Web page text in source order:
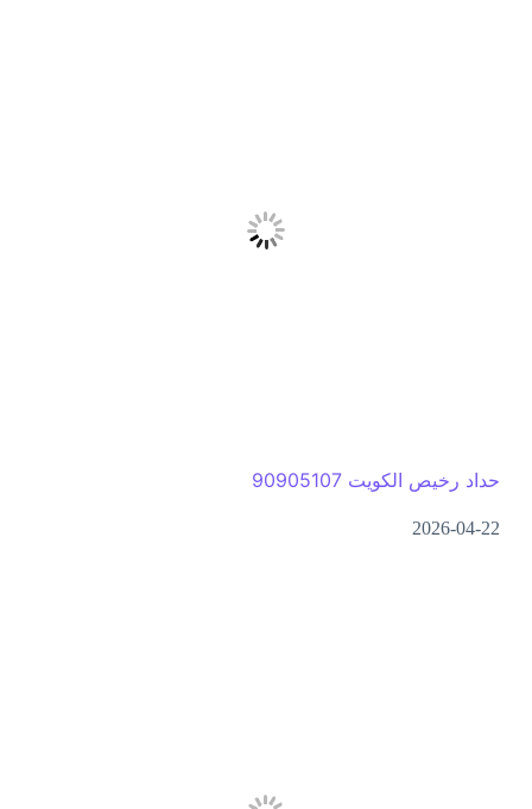
حداد رخيص الكويت 90905107
2026-04-22